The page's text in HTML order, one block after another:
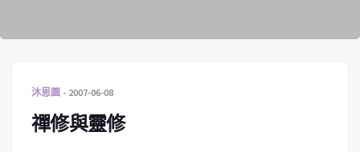
沐恩園 2007-06-08
禪修與靈修